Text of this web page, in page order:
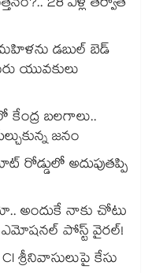
డబుల్ బెడ్
యువకులు
బలగాలు..
జనం
అదుపుతప్పి
అందుకే నాకు చోటు
పోస్ట్ వైరల్!
శ్రీనివాసులుపై కేసు